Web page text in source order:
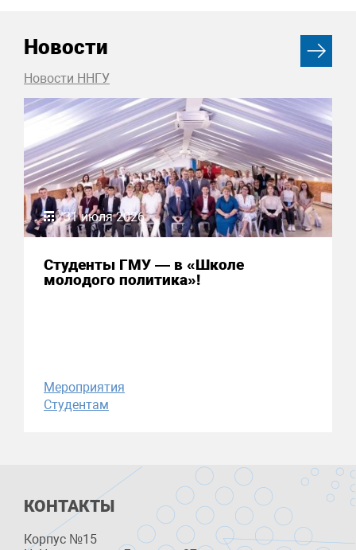
Новости
Новости ННГУ
31 июля 2026
Студенты ГМУ — в «Школе
молодого политика»!
Мероприятия
Студентам
КОНТАКТЫ
Корпус №15